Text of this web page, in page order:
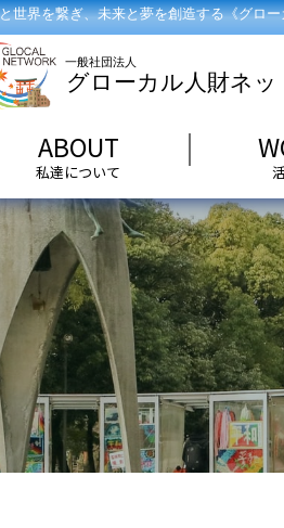
世界を繋ぎ、未来と夢を創造する《グロ
ABOUT